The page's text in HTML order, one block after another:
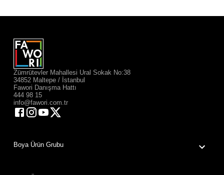
Zümrütevler Mahallesi Ural Sokak No:38
34852 Maltepe / İstanbul
Fawori Danışma Hattı
444 98 15
info@fawori.com.tr
Boya Ürün Grubu